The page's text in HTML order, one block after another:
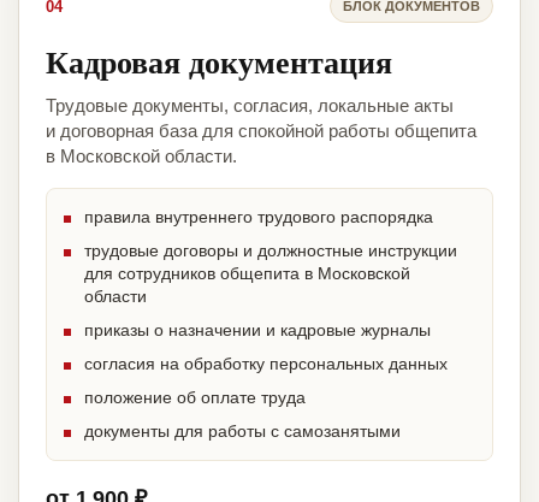
04 БЛОК ДОКУМЕНТОВ
Кадровая документация
Трудовые документы, согласия, локальные акты
и договорная база для спокойной работы общепита
в Московской области.
правила внутреннего трудового распорядка
трудовые договоры и должностные инструкции
для сотрудников общепита в Московской
области
приказы о назначении и кадровые журналы
согласия на обработку персональных данных
положение об оплате труда
документы для работы с самозанятыми